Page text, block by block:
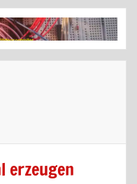
erzeugen